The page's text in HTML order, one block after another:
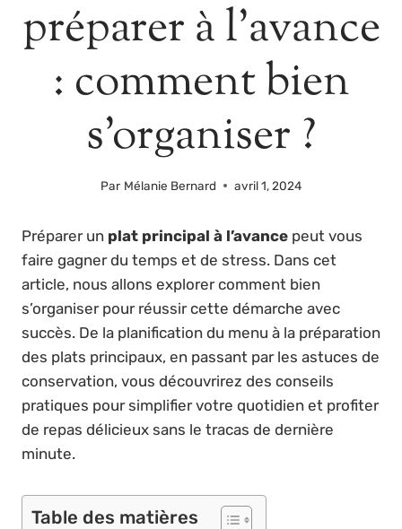
préparer à l’avance
: comment bien
s’organiser ?
Par Mélanie Bernard avril 1, 2024
Préparer un plat principal à l’avance peut vous
faire gagner du temps et de stress. Dans cet
article, nous allons explorer comment bien
s’organiser pour réussir cette démarche avec
succès. De la planification du menu à la préparation
des plats principaux, en passant par les astuces de
conservation, vous découvrirez des conseils
pratiques pour simplifier votre quotidien et profiter
de repas délicieux sans le tracas de dernière
minute.
Table des matières